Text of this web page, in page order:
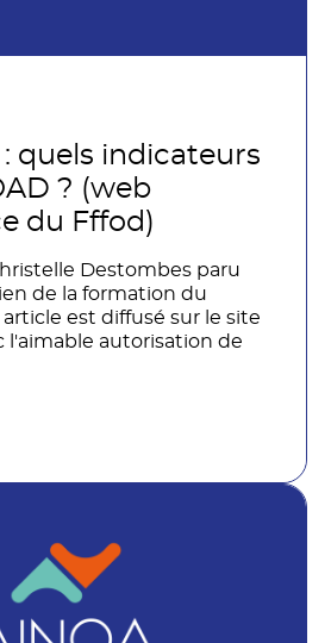
quels indicateurs
? (web
du Fffod)
Destombes paru
de la formation du
article est diffusé sur le site
l'aimable autorisation de